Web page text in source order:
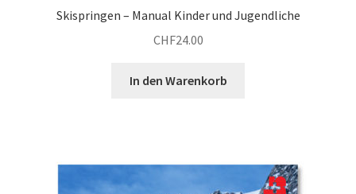
Skispringen – Manual Kinder und Jugendliche
CHF24.00
In den Warenkorb